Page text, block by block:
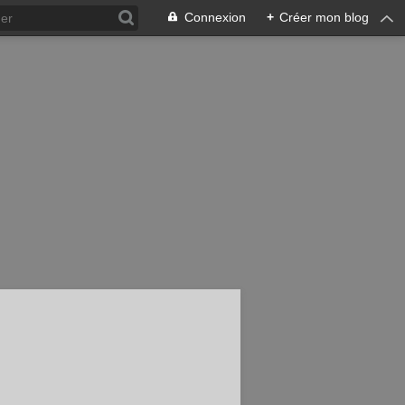
Connexion + Créer mon blog